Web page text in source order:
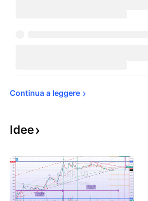
Continua a leggere
Idee